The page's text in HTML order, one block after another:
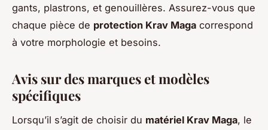
gants, plastrons, et genouillères. Assurez-vous que
chaque pièce de protection Krav Maga correspond
à votre morphologie et besoins.
Avis sur des marques et modèles
spécifiques
Lorsqu’il s’agit de choisir du matériel Krav Maga, le